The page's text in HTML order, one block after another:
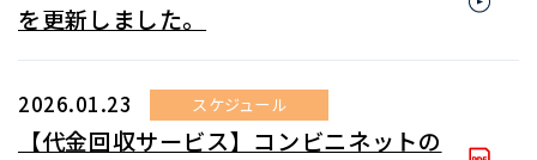
を更新しました。
2026.01.23 スケジュール
【代金回収サービス】コンビニネットの